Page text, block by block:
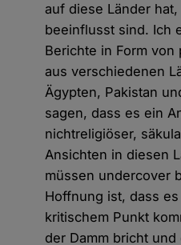
auf diese Länder
beeinflusst sind. Ich
Berichte in Form von
aus verschiedenen
Ägypten, Pakistan
sagen, dass es ein
nichtreligiöser,
Ansichten in diesen
müssen undercover
Hoffnung ist, dass
kritischem Punkt
der Damm bricht